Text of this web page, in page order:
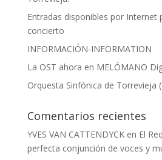
Entradas disponibles por Internet
concierto
INFORMACIÓN-INFORMATION
La OST ahora en MELÓMANO
Orquesta Sinfónica de Torrevieja
Comentarios recientes
YVES VAN CATTENDYCKen El
perfecta conjunción de voces y